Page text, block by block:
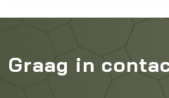
Graag in